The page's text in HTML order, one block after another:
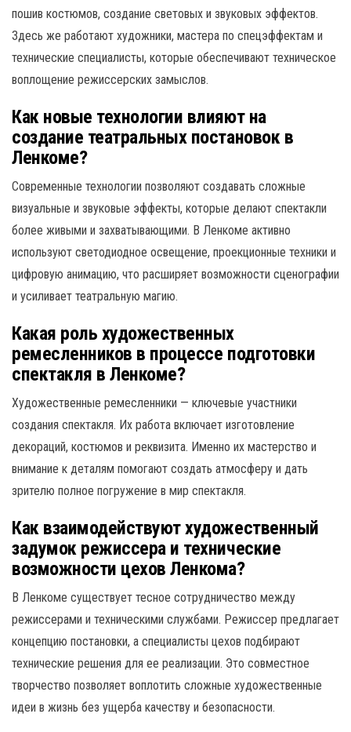
пошив костюмов, создание световых и звуковых эффектов.
Здесь же работают художники, мастера по спецэффектам и
технические специалисты, которые обеспечивают техническое
воплощение режиссерских замыслов.
Как новые технологии влияют на
создание театральных постановок в
Ленкоме?
Современные технологии позволяют создавать сложные
визуальные и звуковые эффекты, которые делают спектакли
более живыми и захватывающими. В Ленкоме активно
используют светодиодное освещение, проекционные техники и
цифровую анимацию, что расширяет возможности сценографии
и усиливает театральную магию.
Какая роль художественных
ремесленников в процессе подготовки
спектакля в Ленкоме?
Художественные ремесленники — ключевые участники
создания спектакля. Их работа включает изготовление
декораций, костюмов и реквизита. Именно их мастерство и
внимание к деталям помогают создать атмосферу и дать
зрителю полное погружение в мир спектакля.
Как взаимодействуют художественный
задумок режиссера и технические
возможности цехов Ленкома?
В Ленкоме существует тесное сотрудничество между
режиссерами и техническими службами. Режиссер предлагает
концепцию постановки, а специалисты цехов подбирают
технические решения для ее реализации. Это совместное
творчество позволяет воплотить сложные художественные
идеи в жизнь без ущерба качеству и безопасности.